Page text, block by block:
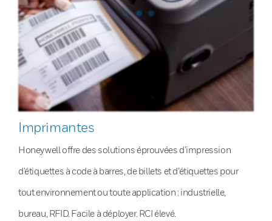
Imprimantes
Honeywell offre des solutions éprouvées d’impression
d’étiquettes à code à barres, de billets et d’étiquettes pour
tout environnement ou toute application : industrielle,
bureau, RFID. Facile à déployer. RCI élevé.